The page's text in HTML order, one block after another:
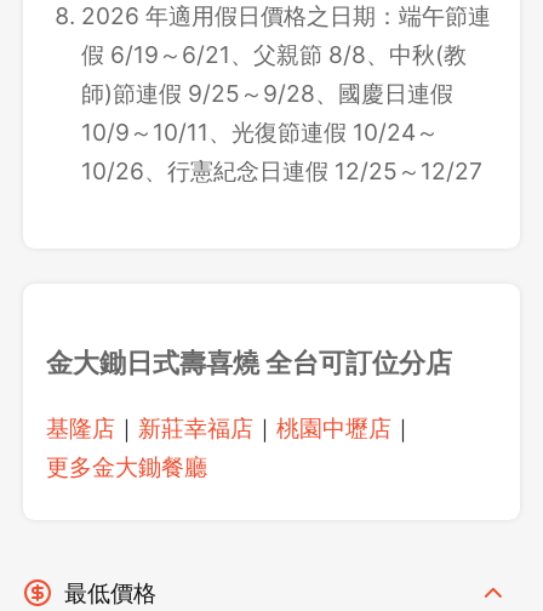
2026 年適用假日價格之日期：端午節連
假 6/19～6/21、父親節 8/8、中秋(教
師)節連假 9/25～9/28、國慶日連假
10/9～10/11、光復節連假 10/24～
10/26、行憲紀念日連假 12/25～12/27
金大鋤日式壽喜燒全台可訂位分店
基隆店 ｜ 新莊幸福店 ｜桃園中壢店 ｜
更多金大鋤餐廳
最低價格